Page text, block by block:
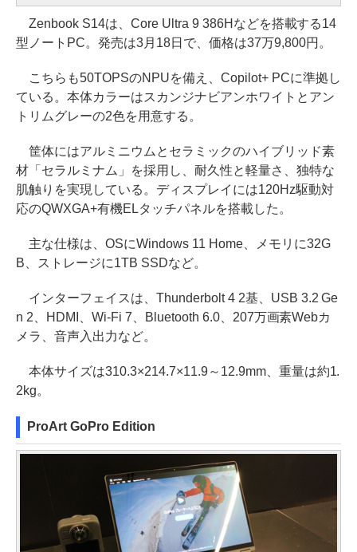
Zenbook S14は、Core Ultra 9 386Hなどを搭載する14
型ノートPC。発売は3月18日で、価格は37万9,800円。
こちらも50TOPSのNPUを備え、Copilot+ PCに準拠し
ている。本体カラーはスカンジナビアンホワイトとアン
トリムグレーの2色を用意する。
筐体にはアルミニウムとセラミックのハイブリッド素
材「セラルミナム」を採用し、耐久性と軽量さ、独特な
肌触りを実現している。ディスプレイには120Hz駆動対
応のQWXGA+有機ELタッチパネルを搭載した。
主な仕様は、OSにWindows 11 Home、メモリに32G
B、ストレージに1TB SSDなど。
インターフェイスは、Thunderbolt 4 2基、USB 3.2 Ge
n 2、HDMI、Wi-Fi 7、Bluetooth 6.0、207万画素Webカ
メラ、音声入出力など。
本体サイズは310.3×214.7×11.9～12.9mm、重量は約1.
2kg。
ProArt GoPro Edition